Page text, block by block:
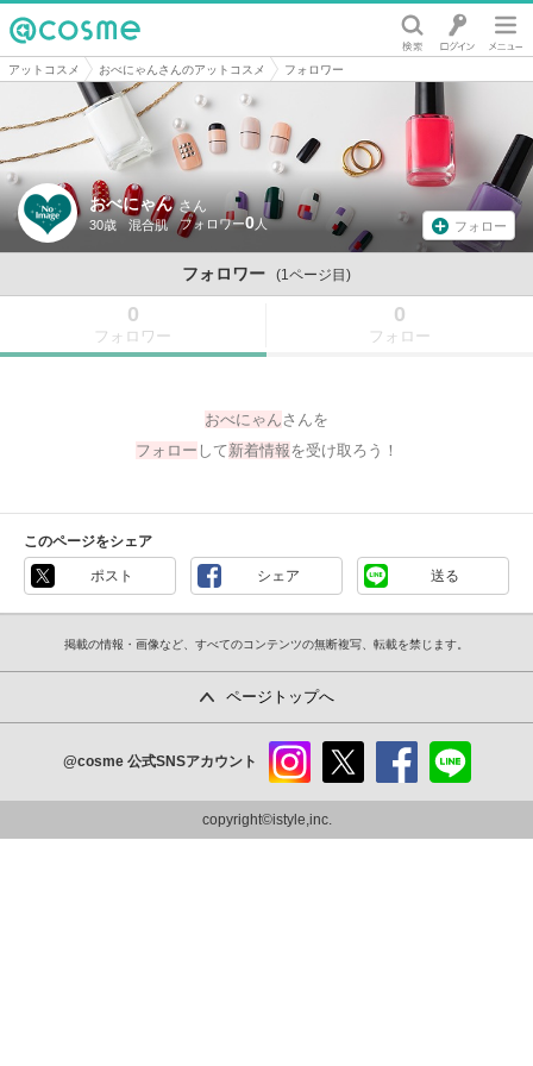
@cosme
アットコスメ おべにゃんさんのアットコスメ フォロワー
おべにゃん さん
30歳 混合肌 0 フォロー
フォロワー (1ページ目)
0
フォロワー
0
フォロー
おべにゃんさんを
フォロー して新着情報を受け取ろう！
このページをシェア
ポスト シェア 送る
掲載の情報・画像など、すべてのコンテンツの無断複写、転載を禁じます。
ページトップへ
@cosme 公式SNSアカウント
ram
copyright©istyle,inc.